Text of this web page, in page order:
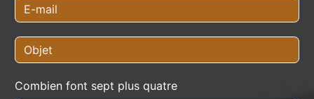
Combien font sept plus quatre